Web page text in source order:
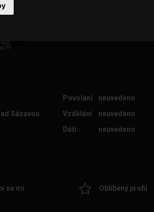
Sázavou
Povolání
neuvedeno
Vzdělání
neuvedeno
Děti
neuvedeno
se mi Oblíbený profil